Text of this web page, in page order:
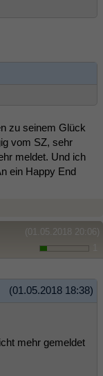
zu seinem Glück
vom SZ, sehr
meldet. Und ich
ein Happy End
(01.05.2018 20:06)
(01.05.2018 18:38)
mehr gemeldet